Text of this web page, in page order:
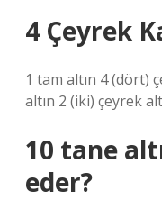
4 Çeyrek
1 tam altın 4 (dört)
altın 2 (iki) çeyrek
10 tane
eder?